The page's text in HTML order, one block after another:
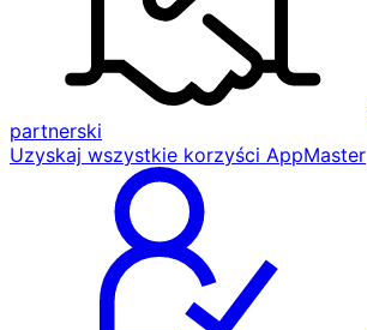
partnerski
Uzyskaj wszystkie korzyści AppMaster